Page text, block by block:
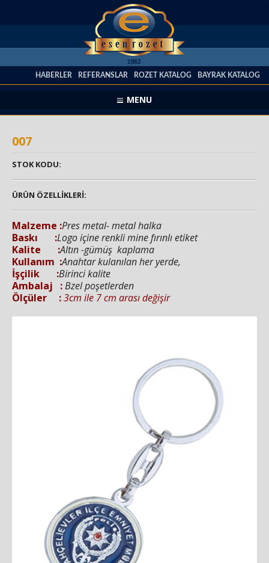
HABERLER REFERANSLAR ROZET KATALOG BAYRAK KATALOG
MENU
007
STOK KODU:
ÜRÜN ÖZELLİKLERİ:
Malzeme :Pres metal- metal halka
Baskı :Logo içine renkli mine fırınlı etiket
Kalite :Altın -gümüş kaplama
Kullanım :Anahtar kulanılan her yerde,
İşçilik :Birinci kalite
Ambalaj :Bzel poşetlerden
Ölçüler :3cm ile 7 cm arası değişir